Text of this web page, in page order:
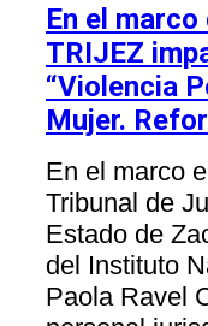
En el
TRIJEZ
“Violencia
Mujer.
En el marco
Tribunal de
Estado de
del Instituto
Paola Ravel